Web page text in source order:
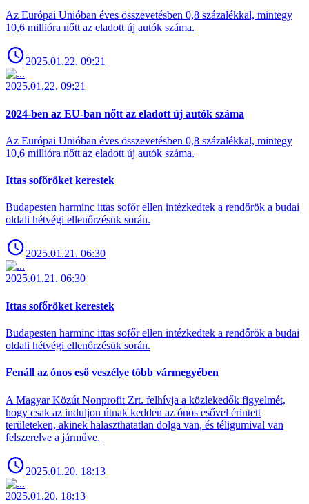
Az Európai Unióban éves összevetésben 0,8 százalékkal, mintegy
10,6 millióra nőtt az eladott új autók száma.
2025.01.22. 09:21
2025.01.22. 09:21
2024-ben az EU-ban nőtt az eladott új autók száma
Az Európai Unióban éves összevetésben 0,8 százalékkal, mintegy
10,6 millióra nőtt az eladott új autók száma.
Ittas sofőröket kerestek
Budapesten harminc ittas sofőr ellen intézkedtek a rendőrök a budai
oldali hétvégi ellenőrzésük során.
2025.01.21. 06:30
2025.01.21. 06:30
Ittas sofőröket kerestek
Budapesten harminc ittas sofőr ellen intézkedtek a rendőrök a budai
oldali hétvégi ellenőrzésük során.
Fenáll az ónos eső veszélye több vármegyében
A Magyar Közút Nonprofit Zrt. felhívja a közlekedők figyelmét,
hogy csak az induljon útnak kedden az ónos esővel érintett
területeken, akinek halaszthatatlan dolga van, és téligumival van
felszerelve a járműve.
2025.01.20. 18:13
2025.01.20. 18:13